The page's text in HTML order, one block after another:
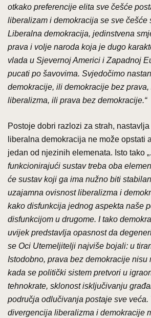
otkako preferencije elita sve češće
liberalizam i demokracija se sve češće
Liberalna demokracija, jedinstvena
prava i volje naroda koja je dugo
vlada u Sjevernoj Americi i Zapadnoj
pucati po šavovima. Svjedočimo
demokracije, ili demokracije bez
liberalizma, ili prava bez demokracije.“
Postoje dobri razlozi za strah,
liberalna demokracija ne može opstati
jedan od njezinih elemenata. Isto tako
funkcionirajući sustav treba oba
će sustav koji ga ima nužno biti
uzajamna ovisnost liberalizma i
kako disfunkcija jednog aspekta naše
disfunkcijom u drugome. I tako
uvijek predstavlja opasnost da
se Oci Utemeljitelji najviše bojali: u
Istodobno, prava bez demokracije nisu
kada se politički sistem pretvori u
tehnokrate, sklonost isključivanju
područja odlučivanja postaje sve veća.
divergencija liberalizma i demokracije